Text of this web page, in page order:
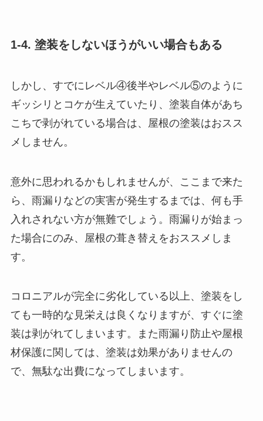
1-4. 塗装をしないほうがいい場合もある
しかし、すでにレベル④後半やレベル⑤のように
ギッシリとコケが生えていたり、塗装自体があち
こちで剥がれている場合は、屋根の塗装はおスス
メしません。
意外に思われるかもしれませんが、ここまで来た
ら、雨漏りなどの実害が発生するまでは、何も手
入れされない方が無難でしょう。雨漏りが始まっ
た場合にのみ、屋根の葺き替えをおススメしま
す。
コロニアルが完全に劣化している以上、塗装をし
ても一時的な見栄えは良くなりますが、すぐに塗
装は剥がれてしまいます。また雨漏り防止や屋根
材保護に関しては、塗装は効果がありませんの
で、無駄な出費になってしまいます。